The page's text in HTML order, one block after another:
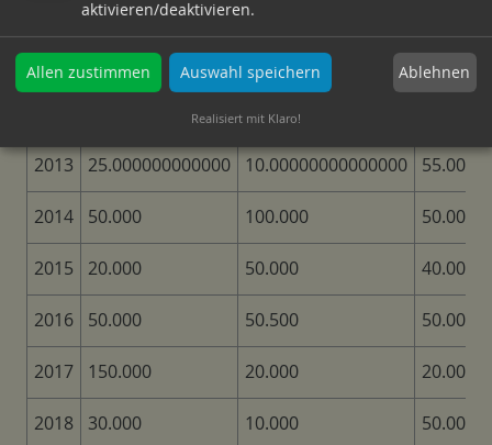
style: bordered
Gebiet B
2013 25.000000000000 10.00000000000000
2014 50.000 100.000 50.000
2015 20.000 50.000 40.000
2016 50.000 50.500 50.000
2017 150.000 20.000 20.000
2018 30.000 10.000 50.000
aktivieren/deaktivieren.
Allen zustimmen Auswahl speichern Ablehnen
Realisiert mit Klaro!